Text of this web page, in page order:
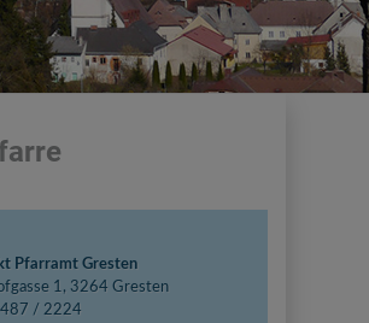
Pfarramt Gresten
1, 3264 Gresten
/ 2224